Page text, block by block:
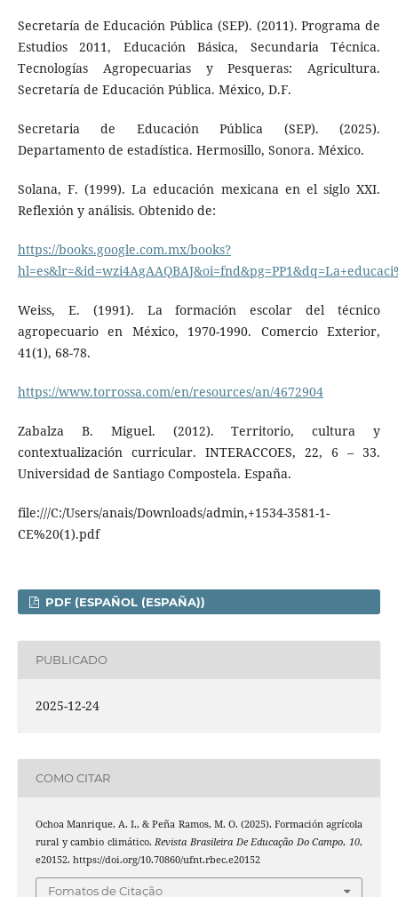
Secretaría de Educación Pública (SEP). (2011). Programa de
Estudios 2011, Educación Básica, Secundaria Técnica.
Tecnologías Agropecuarias y Pesqueras: Agricultura.
Secretaría de Educación Pública. México, D.F.
Secretaria de Educación Pública (SEP). (2025).
Departamento de estadística. Hermosillo, Sonora. México.
Solana, F. (1999). La educación mexicana en el siglo XXI.
Reflexión y análisis. Obtenido de:
https://books.google.com.mx/books?
Weiss, E. (1991). La formación escolar del técnico
agropecuario en México, 1970-1990. Comercio Exterior,
41(1), 68-78.
https://www.torrossa.com/en/resources/an/4672904
Zabalza B. Miguel. (2012). Territorio, cultura y
contextualización curricular. INTERACCOES, 22, 6 – 33.
Universidad de Santiago Compostela. España.
file:///C:/Users/anais/Downloads/admin,+1534-3581-1-
CE%20(1).pdf
PDF (ESPAÑOL (ESPAÑA))
PUBLICADO
2025-12-24
COMO CITAR
Ochoa Manrique, A. I., & Peña Ramos, M. O. (2025). Formación agrícola
rural y cambio climático.Revista Brasileira De Educação Do Campo,10,
e20152. https://doi.org/10.70860/ufnt.rbec.e20152
Fomatos de Citação